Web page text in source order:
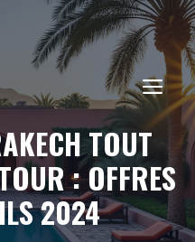
TOUT
: OFFRES
2024